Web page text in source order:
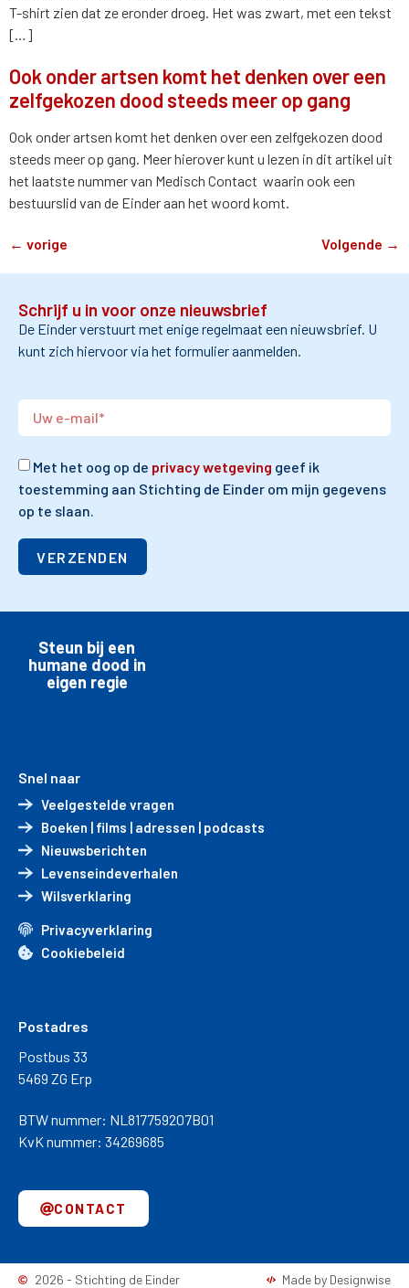
T-shirt zien dat ze eronder droeg. Het was zwart, met een tekst
[…]
Ook onder artsen komt het denken over een
zelfgekozen dood steeds meer op gang
Ook onder artsen komt het denken over een zelfgekozen dood
steeds meer op gang. Meer hierover kunt u lezen in dit artikel uit
het laatste nummer van Medisch Contact waarin ook een
bestuurslid van de Einder aan het woord komt.
← vorige Volgende →
Schrijf u in voor onze nieuwsbrief
De Einder verstuurt met enige regelmaat een nieuwsbrief. U
kunt zich hiervoor via het formulier aanmelden.
Met het oog op de privacy wetgeving geef ik
toestemming aan Stichting de Einder om mijn gegevens
op te slaan.
VERZENDEN
Steun bij een
humane dood in
eigen regie
Snel naar
Veelgestelde vragen
Boeken | films | adressen | podcasts
Nieuwsberichten
Levenseindeverhalen
Wilsverklaring
Privacyverklaring
Cookiebeleid
Postadres
Postbus 33
5469 ZG Erp
BTW nummer: NL817759207B01
KvK nummer: 34269685
CONTACT
2026 - Stichting de Einder Made by Designwise